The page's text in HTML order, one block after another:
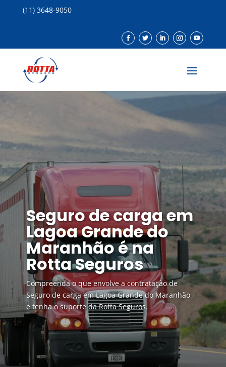
(11) 3648-9050
Seguro de carga em
Lagoa Grande do
Maranhão é na
Rotta Seguros
Compreenda o que envolve a contratação de
Seguro de carga em Lagoa Grande do Maranhão
e tenha o suporte da Rotta Seguros.